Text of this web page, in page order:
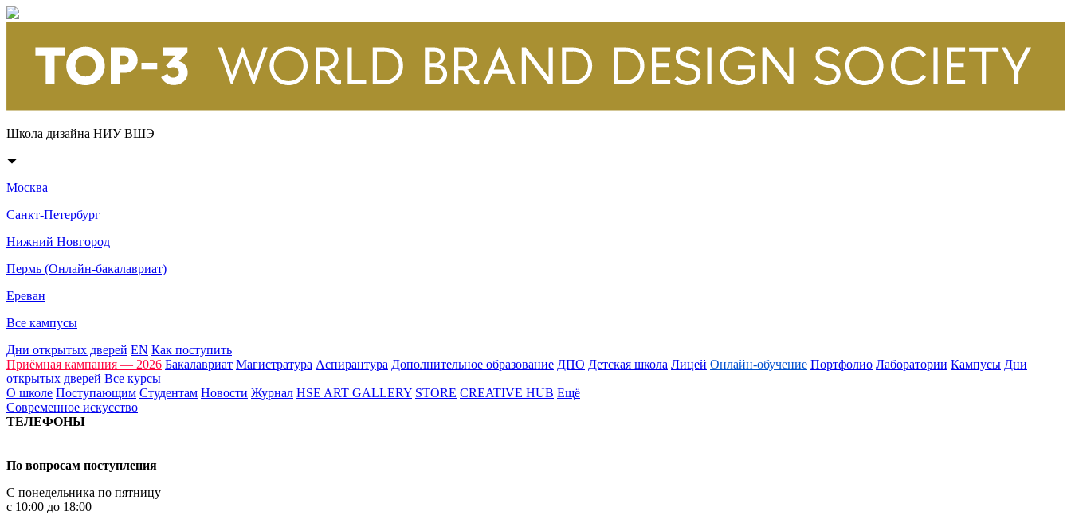
Школа дизайна НИУ ВШЭ
Москва
Санкт-Петербург
Нижний Новгород
Пермь (Онлайн-бакалавриат)
Ереван
Все кампусы
Дни открытых дверей EN Как поступить
Приёмная кампания — 2026 Бакалавриат Магистратура Аспирантура Дополнительное образование ДПО Детская школа Лицей Онлайн-обучение Портфолио Лаборатории Кампусы Дни
открытых дверей Все курсы
О школе Поступающим Студентам Новости Журнал HSE ART GALLERY STORE CREATIVE HUB Ещё
Современное искусство
ТЕЛЕФОНЫ
По вопросам поступления
С понедельника по пятницу
с 10:00 до 18:00